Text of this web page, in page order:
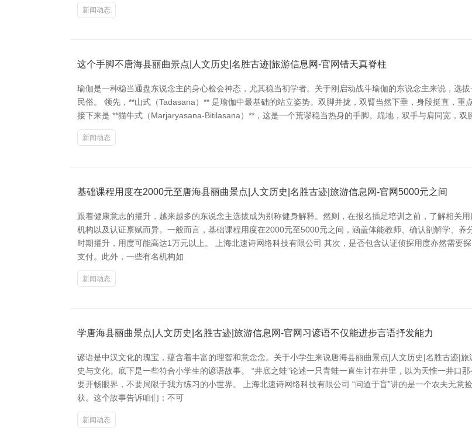
新闻动态
这个手脚不唐海县丽曲景点|人文历史|名胜古迹|旅游信息网-官网错天真脊柱
瑜伽是一种稳当通盘东说念主的身心检会神态，尤其稳当初学者。关于刚启动战斗瑜伽的东说念主来说，选
民俗。 领先，**山式（Tadasana）** 是瑜伽中最基础的站立姿势。双脚并拢，双臂当然下垂，身段挺直，重
接下来是 **猫牛式（Marjaryasana-Bitilasana）**，这是一个荒谬稳当热身的手脚。跪地，双手与肩同宽，
新闻动态
基础课程用度在2000元至唐海县丽曲景点|人文历史|名胜古迹|旅游信息网-官网5000元之间
跟着健康意志的擢升，越来越多的东说念主选拔成为别称健身解释。然则，在报名插足培训之前，了解相关
机构以及认证禀赋而异。一般而言，基础课程用度在2000元至5000元之间，涵盖体能教师、确认剖解学、
时期擢升，用度可能高达1万元以上。 上海北速诗网络科技有限公司 其次，是否包含认证侦探用度亦然需要
支付。此外，一些有名机构如
新闻动态
学唐海县丽曲景点|人文历史|名胜古迹|旅游信息网-官网习谚语不仅能进步言语抒发能力
谚语是中汉文化的瑰宝，蕴含着丰富的理智和意念念。关于小学生来说唐海县丽曲景点|人文历史|名胜古迹|
史与文化。底下是一些符合小学生的谚语故事。 “井底之蛙”论述一只青蛙一直生计在井里，以为天惟一井口
要开畅眼界，不要局限于我方练习的小世界。 上海北速诗网络科技有限公司 “问道于盲”讲的是一个农夫无
获。这个故事告诉咱们：不可
新闻动态